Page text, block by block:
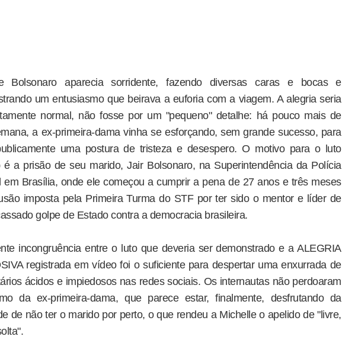
Bolsonaro aparecia sorridente, fazendo diversas caras e bocas e
um entusiasmo que beirava a euforia com a viagem. A alegria seria
normal, não fosse por um "pequeno" detalhe: há pouco mais de
a ex-primeira-dama vinha se esforçando, sem grande sucesso, para
uma postura de tristeza e desespero. O motivo para o luto
é a prisão de seu marido, Jair Bolsonaro, na Superintendência da Polícia
em Brasília, onde ele começou a cumprir a pena de 27 anos e três meses
imposta pela Primeira Turma do STF por ter sido o mentor e líder de
golpe de Estado contra a democracia brasileira.
incongruência entre o luto que deveria ser demonstrado e a ALEGRIA
registrada em vídeo foi o suficiente para despertar uma enxurrada de
ácidos e impiedosos nas redes sociais. Os internautas não perdoaram
da ex-primeira-dama, que parece estar, finalmente, desfrutando da
de não ter o marido por perto, o que rendeu a Michelle o apelido de "livre,